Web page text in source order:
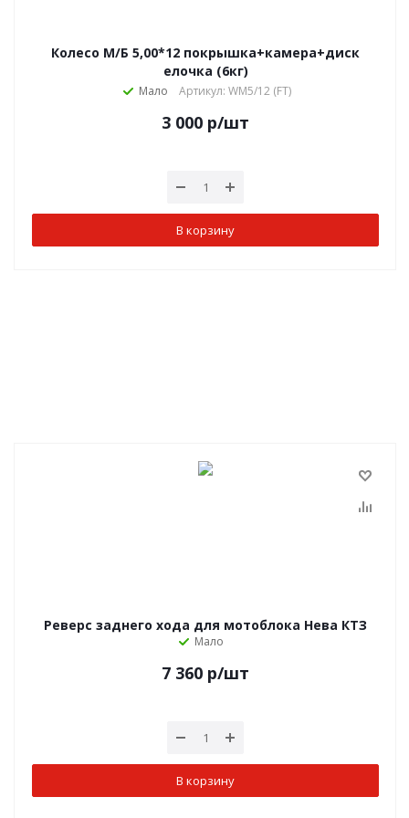
Колесо М/Б 5,00*12 покрышка+камера+диск
елочка (6кг)
Мало Артикул: WM5/12 (FT)
3 000 р/шт
В корзину
Реверс заднего хода для мотоблока Нева КТЗ
Мало
7 360 р/шт
В корзину